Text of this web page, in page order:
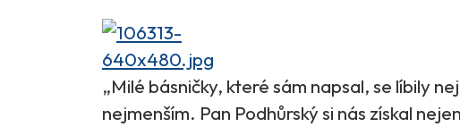
„Milé básničky, které sám napsal, se líbily
nejmenším. Pan Podhůrský si nás získal